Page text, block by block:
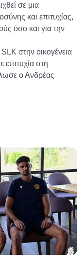
σε μια
και επιτυχίας,
όσο και για την
στην οικογένεια
στη
ο Ανδρέας